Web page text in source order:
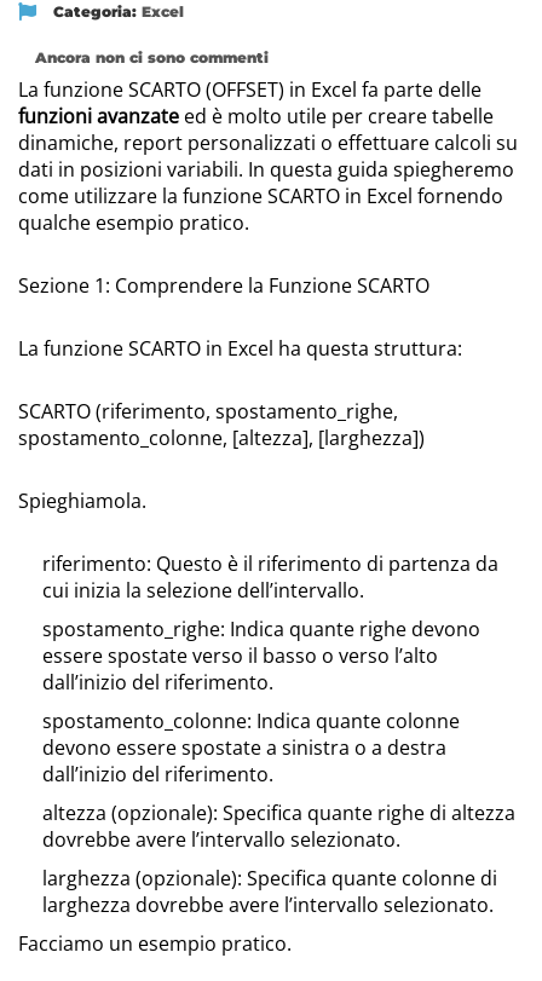
Categoria: Excel
Ancora non ci sono commenti
La funzione SCARTO (OFFSET) in Excel fa parte delle
funzioni avanzate ed è molto utile per creare tabelle
dinamiche, report personalizzati o effettuare calcoli su
dati in posizioni variabili. In questa guida spiegheremo
come utilizzare la funzione SCARTO in Excel fornendo
qualche esempio pratico.
Sezione 1: Comprendere la Funzione SCARTO
La funzione SCARTO in Excel ha questa struttura:
SCARTO (riferimento, spostamento_righe,
spostamento_colonne, [altezza], [larghezza])
Spieghiamola.
riferimento: Questo è il riferimento di partenza da
cui inizia la selezione dell’intervallo.
spostamento_righe: Indica quante righe devono
essere spostate verso il basso o verso l’alto
dall’inizio del riferimento.
spostamento_colonne: Indica quante colonne
devono essere spostate a sinistra o a destra
dall’inizio del riferimento.
altezza (opzionale): Specifica quante righe di altezza
dovrebbe avere l’intervallo selezionato.
larghezza (opzionale): Specifica quante colonne di
larghezza dovrebbe avere l’intervallo selezionato.
Facciamo un esempio pratico.